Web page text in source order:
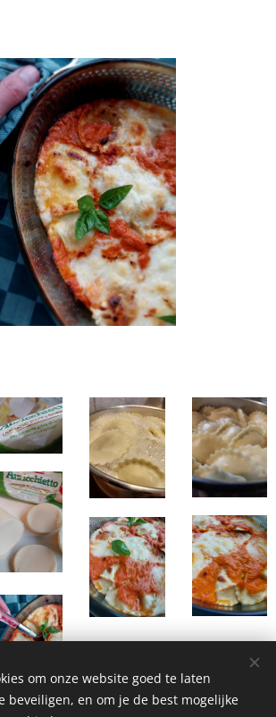
om onze website goed te laten
beveiligen, en om je de best mogelijke